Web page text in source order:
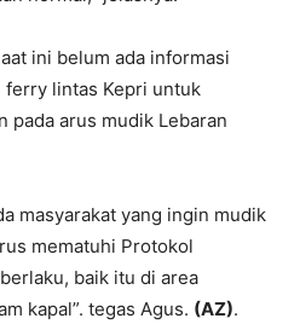
ini belum ada informasi
ferry lintas Kepri untuk
pada arus mudik Lebaran
masyarakat yang ingin mudik
mematuhi Protokol
baik itu di area
kapal”. tegas Agus. (AZ).